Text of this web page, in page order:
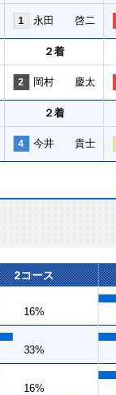
1 永田 啓二
２着
2 岡村 慶太
２着
4 今井 貴士
2コース
16%
33%
16%